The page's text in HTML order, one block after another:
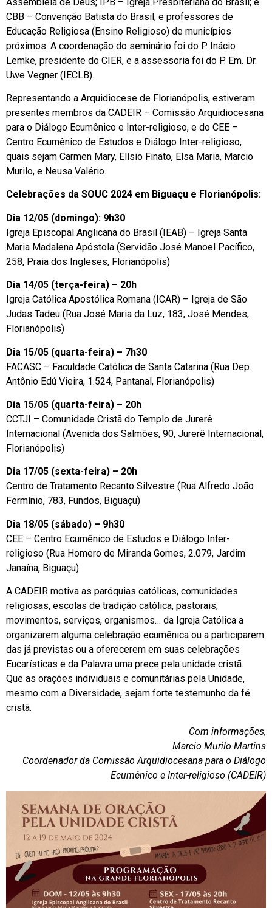
CBB – Convenção Batista do Brasil; e professores de
Educação Religiosa (Ensino Religioso) de municípios
próximos. A coordenação do seminário foi do P. Inácio
Lemke, presidente do CIER, e a assessoria foi do P. Em. Dr.
Uwe Vegner (IECLB).
Representando a Arquidiocese de Florianópolis, estiveram
presentes membros da CADEIR – Comissão Arquidiocesana
para o Diálogo Ecumênico e Inter-religioso, e do CEE –
Centro Ecumênico de Estudos e Diálogo Inter-religioso,
quais sejam Carmen Mary, Elísio Finato, Elsa Maria, Marcio
Murilo, e Neusa Valério.
Celebrações da SOUC 2024 em Biguaçu e Florianópolis:
Dia 12/05 (domingo): 9h30
Igreja Episcopal Anglicana do Brasil (IEAB) – Igreja Santa
Maria Madalena Apóstola (Servidão José Manoel Pacífico,
258, Praia dos Ingleses, Florianópolis)
Dia 14/05 (terça-feira) – 20h
Igreja Católica Apostólica Romana (ICAR) – Igreja de São
Judas Tadeu (Rua José Maria da Luz, 183, José Mendes,
Florianópolis)
Dia 15/05 (quarta-feira) – 7h30
FACASC – Faculdade Católica de Santa Catarina (Rua Dep.
Antônio Edú Vieira, 1.524, Pantanal, Florianópolis)
Dia 15/05 (quarta-feira) – 20h
CCTJI – Comunidade Cristã do Templo de Jurerê
Internacional (Avenida dos Salmões, 90, Jurerê Internacional,
Florianópolis)
Dia 17/05 (sexta-feira) – 20h
Centro de Tratamento Recanto Silvestre (Rua Alfredo João
Fermínio, 783, Fundos, Biguaçu)
Dia 18/05 (sábado) – 9h30
CEE – Centro Ecumênico de Estudos e Diálogo Inter-
religioso (Rua Homero de Miranda Gomes, 2.079, Jardim
Janaína, Biguaçu)
A CADEIR motiva as paróquias católicas, comunidades
religiosas, escolas de tradição católica, pastorais,
movimentos, serviços, organismos… da Igreja Católica a
organizarem alguma celebração ecumênica ou a participarem
das já previstas ou a oferecerem em suas celebrações
Eucarísticas e da Palavra uma prece pela unidade cristã.
Que as orações individuais e comunitárias pela Unidade,
mesmo com a Diversidade, sejam forte testemunho da fé
cristã.
Com informações,
Marcio Murilo Martins
Coordenador da Comissão Arquidiocesana para o Diálogo
Ecumênico e Inter-religioso (CADEIR)